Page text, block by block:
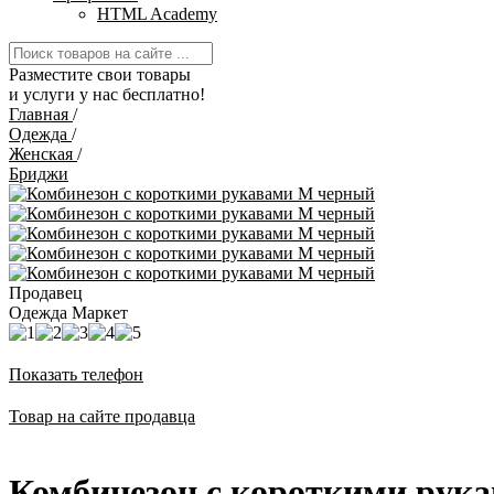
HTML Academy
Разместите свои товары
и услуги у нас бесплатно!
Главная /
Одежда /
Женская /
Бриджи
Продавец
Одежда Маркет
Показать телефон
Товар на сайте продавца